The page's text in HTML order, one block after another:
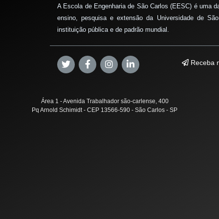
A Escola de Engenharia de São Carlos (EESC) é uma
ensino, pesquisa e extensão da Universidade de
instituição pública e de padrão mundial.
Receba
Área 1 - Avenida Trabalhador são-carlense, 400
Pq Arnold Schimidt - CEP 13566-590 - São Carlos - SP